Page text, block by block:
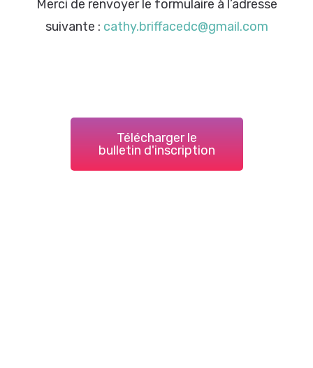
Merci de renvoyer le formulaire à l’adresse
suivante : cathy.briffacedc@gmail.com
Télécharger le
bulletin d'inscription